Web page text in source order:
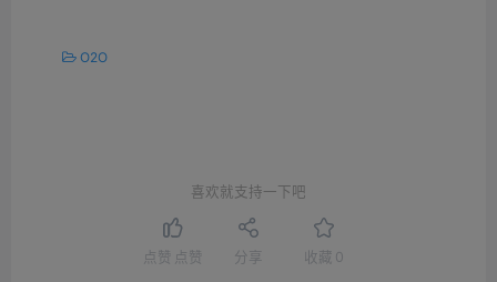
O2O
喜欢就支持一下吧
点赞 点赞 分享 收藏 0